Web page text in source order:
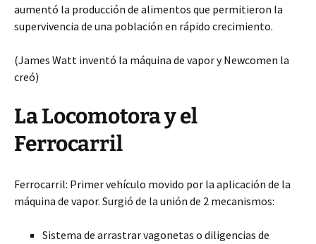
aumentó la producción de alimentos que permitieron la
supervivencia de una población en rápido crecimiento.
(James Watt inventó la máquina de vapor y Newcomen la
creó)
La Locomotora y el
Ferrocarril
Ferrocarril: Primer vehículo movido por la aplicación de la
máquina de vapor. Surgió de la unión de 2 mecanismos:
Sistema de arrastrar vagonetas o diligencias de